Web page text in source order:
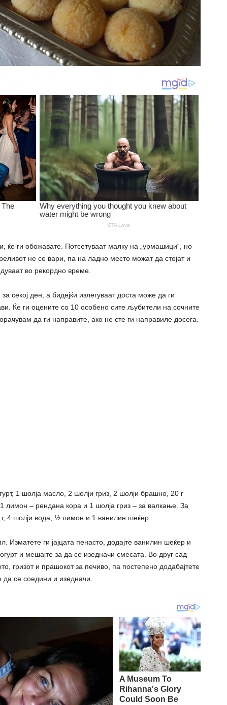
ќе ги обожавате. Потсетуваат малку на „урмашици“, но
не се вари, па на ладно место можат да стојат и
во рекордно време.
секој ден, а бидејќи излегуваат доста може да ги
Ќе ги оцените со 10 особено сите љубители на сочните
да ги направите, ако не сте ги направиле досега.
1 шолја масло, 2 шолји гриз, 2 шолји брашно, 20 г
лимон – рендана кора и 1 шолја гриз – за валкање. За
4 шолји вода, ½ лимон и 1 ванилин шеќер
ги јајцата пенасто, додајте ванилин шеќер и
и мешајте за да се изедначи смесата. Во друг сад
гризот и прашокот за печиво, па постепено додабајтете
да се соедини и изедначи.